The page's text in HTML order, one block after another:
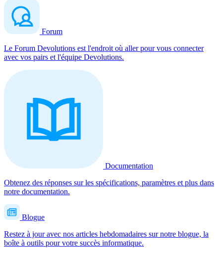
Forum
Le Forum Devolutions est l'endroit où aller pour vous connecter
avec vos pairs et l'équipe Devolutions.
Documentation
Obtenez des réponses sur les spécifications, paramètres et plus dans
notre documentation.
Blogue
Restez à jour avec nos articles hebdomadaires sur notre blogue, la
boîte à outils pour votre succès informatique.